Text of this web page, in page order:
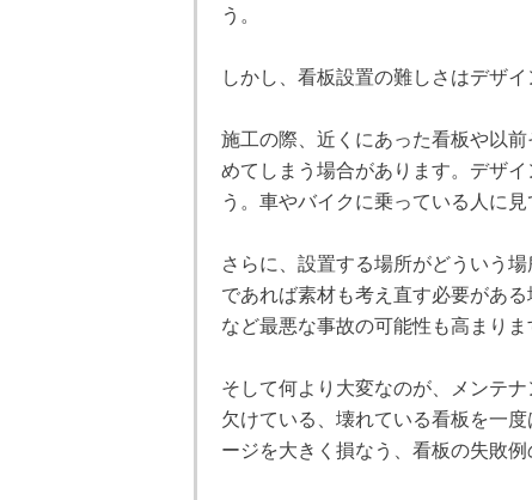
う。
しかし、看板設置の難しさはデザイ
施工の際、近くにあった看板や以
めてしまう場合があります。デザ
う。車やバイクに乗っている人に
さらに、設置する場所がどういう
であれば素材も考え直す必要があ
など最悪な事故の可能性も高まり
そして何より大変なのが、メンテ
欠けている、壊れている看板を一
ージを大きく損なう、看板の失敗例